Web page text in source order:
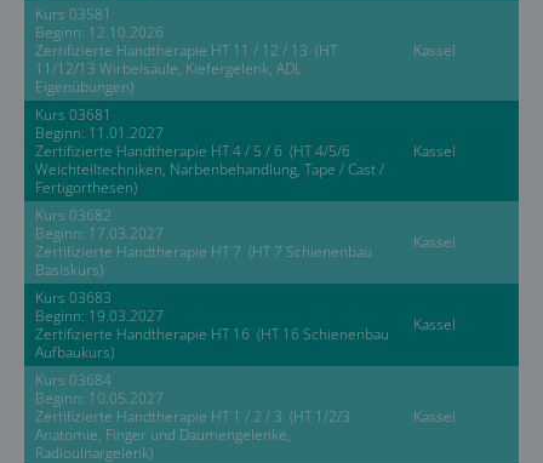
Kurs 03581
Beginn: 12.10.2026
Zertifizierte Handtherapie HT 11 / 12 / 13 (HT
11/12/13 Wirbelsäule, Kiefergelenk, ADL
Eigenübungen)
Kassel
Kurs 03681
Beginn: 11.01.2027
Zertifizierte Handtherapie HT 4 / 5 / 6 (HT 4/5/6
Weichteiltechniken, Narbenbehandlung, Tape / Cast /
Fertigorthesen)
Kassel
Kurs 03682
Beginn: 17.03.2027
Zertifizierte Handtherapie HT 7 (HT 7 Schienenbau
Basiskurs)
Kassel
Kurs 03683
Beginn: 19.03.2027
Zertifizierte Handtherapie HT 16 (HT 16 Schienenbau
Aufbaukurs)
Kassel
Kurs 03684
Beginn: 10.05.2027
Zertifizierte Handtherapie HT 1 / 2 / 3 (HT 1/2/3
Anatomie, Finger und Daumengelenke,
Radioulnargelenk)
Kassel